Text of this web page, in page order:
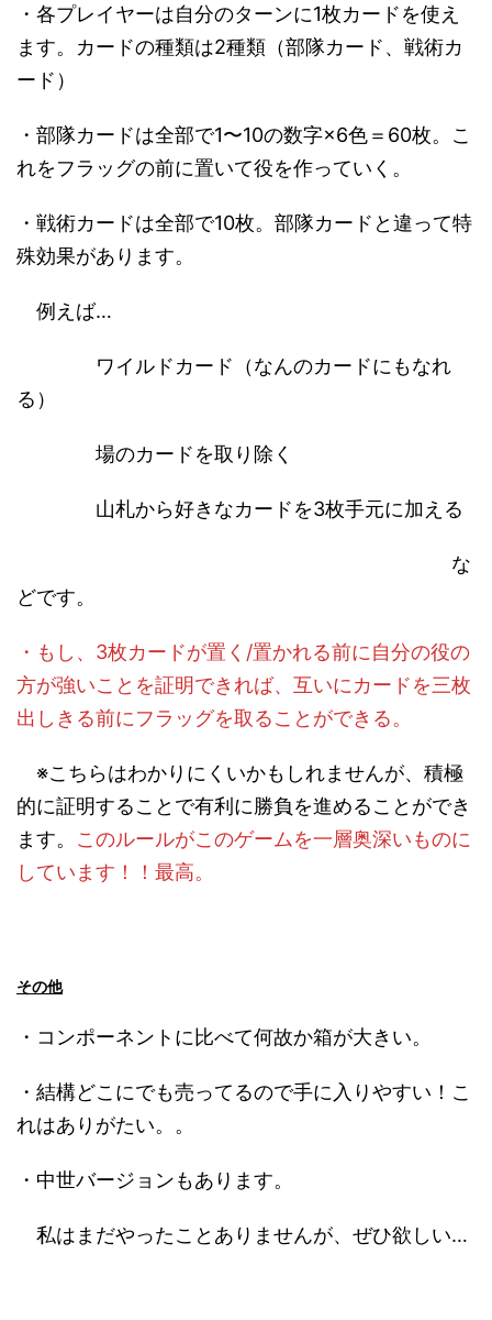
・各プレイヤーは自分のターンに1枚カードを使え
ます。カードの種類は2種類（部隊カード、戦術カ
ード）
・部隊カードは全部で1〜10の数字×6色＝60枚。こ
れをフラッグの前に置いて役を作っていく。
・戦術カードは全部で10枚。部隊カードと違って特
殊効果があります。
例えば…
ワイルドカード（なんのカードにもなれ
る）
場のカードを取り除く
山札から好きなカードを3枚手元に加える
な
どです。
・もし、3枚カードが置く/置かれる前に自分の役の
方が強いことを証明できれば、互いにカードを三枚
出しきる前にフラッグを取ることができる。
※こちらはわかりにくいかもしれませんが、積極
的に証明することで有利に勝負を進めることができ
ます。 このルールがこのゲームを一層奥深いものに
しています！！最高。
その他
・コンポーネントに比べて何故か箱が大きい。
・結構どこにでも売ってるので手に入りやすい！こ
れはありがたい。。
・中世バージョンもあります。
私はまだやったことありませんが、ぜひ欲しい…